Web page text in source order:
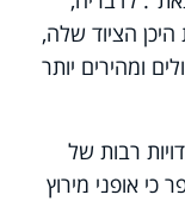
הציוד שלה,
ומהירים יותר
רבות של
כי אופני מירוץ